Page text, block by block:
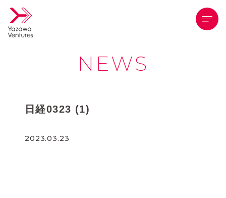
NEWS
日経0323 (1)
2023.03.23
メニ